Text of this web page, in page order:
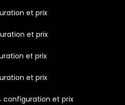
et prix
et prix
et prix
et prix
configuration et prix